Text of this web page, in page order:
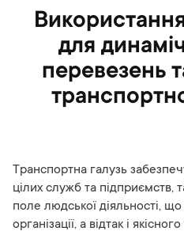
Використання
для
перевезень
Транспортна галузь
цілих служб та підприємств,
поле людської діяльності,
організації, а відтак і